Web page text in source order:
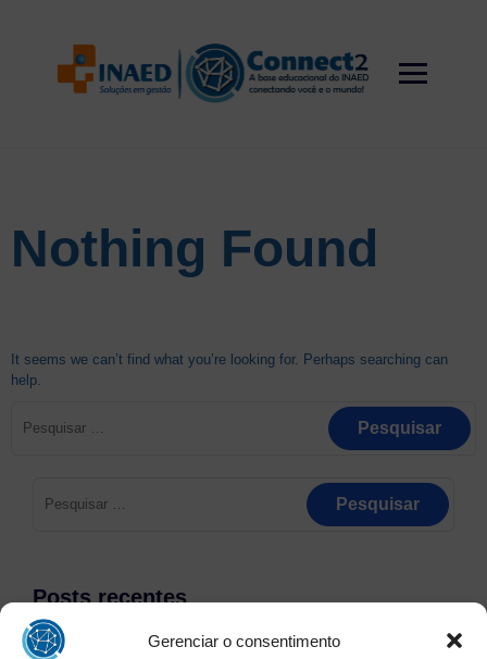
Gerenciar o consentimento
Nothing Found
It seems we can’t find what you’re looking for. Perhaps searching can
help.
por:
por:
Posts recentes
Olá, mundo!
How to get 1M+ visitors in 30 days without anything!